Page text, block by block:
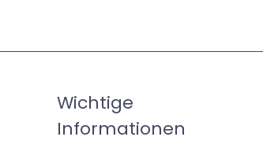
Wichtige
Informationen